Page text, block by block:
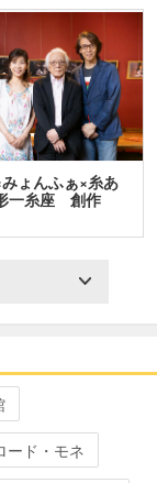
ょんふぁ×糸あ
一糸座 創作
ード・モネ